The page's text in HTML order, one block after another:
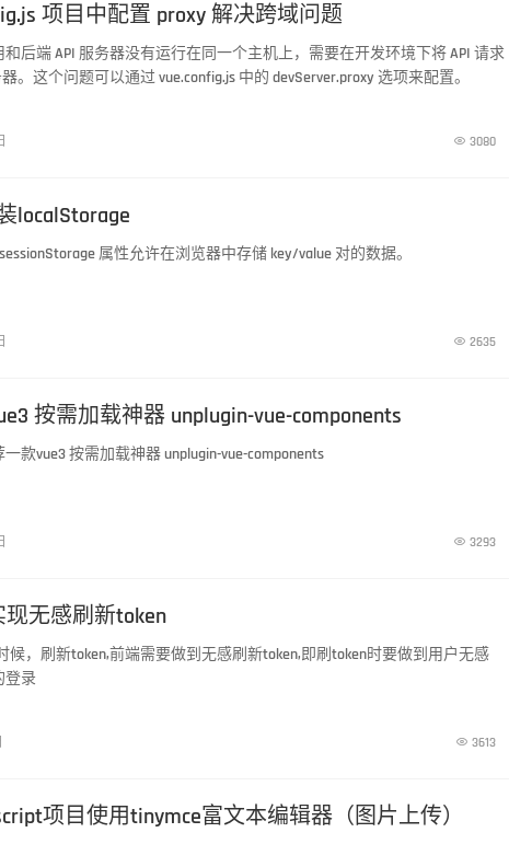
项目中配置 proxy 解决跨域问题
后端 API 服务器没有运行在同一个主机上，需要在开发环境下将 API 请求
。这个问题可以通过 vue.config.js 中的 devServer.proxy 选项来配置。
 3080
localStorage
属性允许在浏览器中存储 key/value 对的数据。
 2635
按需加载神器 unplugin-vue-components
款vue3 按需加载神器 unplugin-vue-components
 3293
现无感刷新token
候，刷新token,前端需要做到无感刷新token,即刷token时要做到用户无感
登录
 3613
项目使用tinymce富文本编辑器（图片上传）